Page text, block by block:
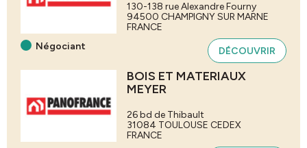
Négociant
130-138 rue Alexandre Fourny
94500 CHAMPIGNY SUR MARNE
FRANCE
DÉCOUVRIR
BOIS ET MATERIAUX
MEYER
26 bd de Thibault
31084 TOULOUSE CEDEX
FRANCE